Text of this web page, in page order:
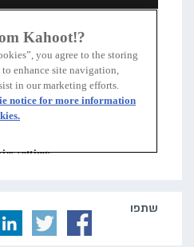
שתפו‬